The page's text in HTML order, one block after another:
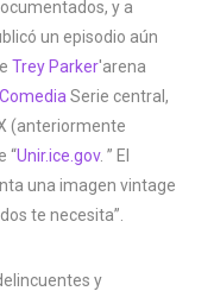
y a
un episodio aún
Trey Parker'arena
Comedia Serie central,
(anteriormente
“Unir.ice.gov. ” El
una imagen vintage
te necesita”.
y